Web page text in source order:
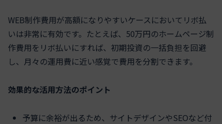
WEB制作費用が高額になりやすいケースにおいてリボ払
いは非常に有効です。たとえば、50万円のホームページ制
作費用をリボ払いにすれば、初期投資の一括負担を回避
し、月々の運用費に近い感覚で費用を分割できます。
効果的な活用方法のポイント
予算に余裕が出るため、サイトデザインやSEOなど付